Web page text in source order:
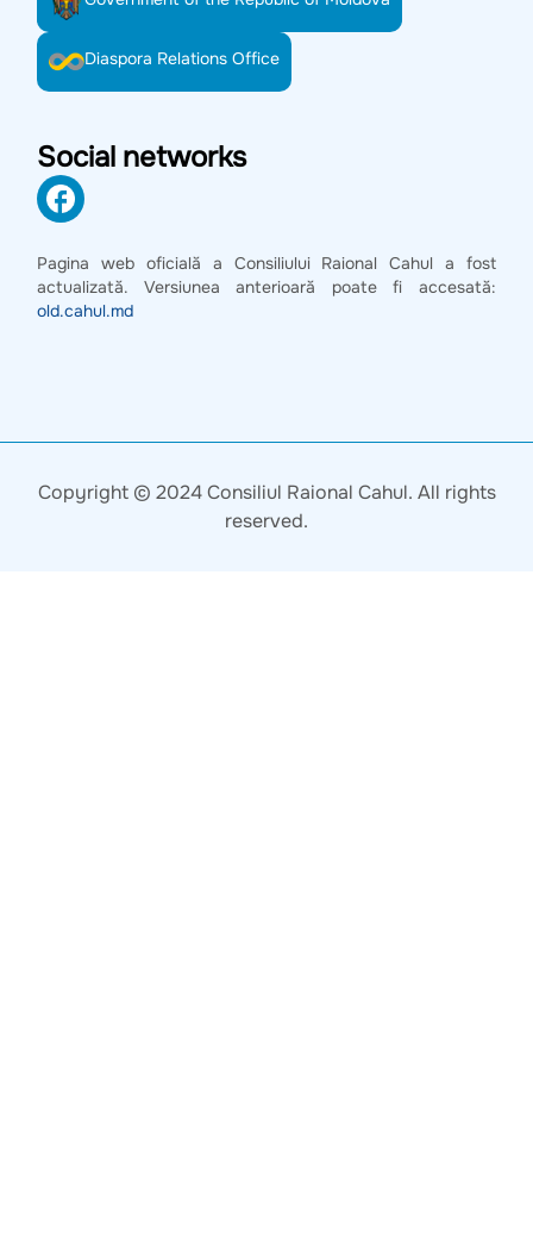
Diaspora Relations Office
Social networks
Pagina web oficială a Consiliului Raional Cahul a fost
actualizată. Versiunea anterioară poate fi accesată:
old.cahul.md
Copyright © 2024 Consiliul Raional Cahul. All rights
reserved.